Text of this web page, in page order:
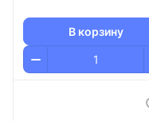
В корзину